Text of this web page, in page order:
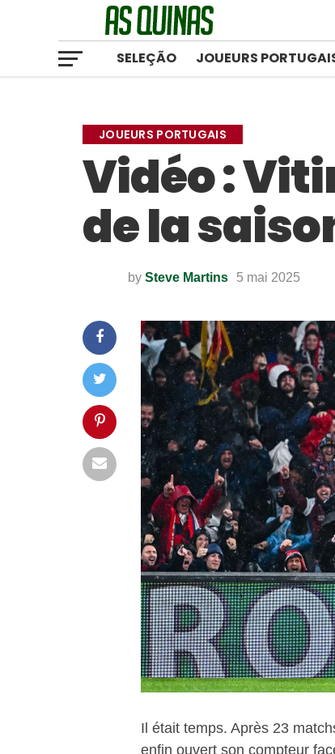
SELEÇÃO JOUEURS
JOUEURS PORTUGAIS
Vidéo :
de la
by Steve Martins 5 mai 2025
Il était temps. Après 23
enfin ouvert son compteur